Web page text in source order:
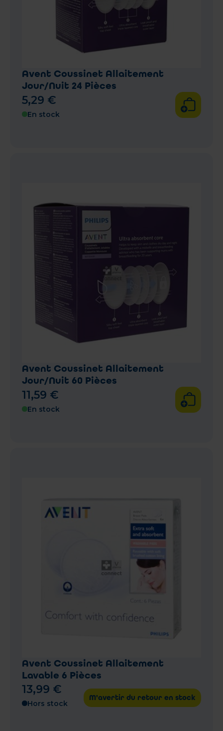
Avent Coussinet Allaitement
Jour/Nuit 24 Pièces
5,29 €
En stock
Avent Coussinet Allaitement
Jour/Nuit 60 Pièces
11,59 €
En stock
Avent Coussinet Allaitement
Lavable 6 Pièces
13,99 €
Hors stock
M'avertir du retour en stock